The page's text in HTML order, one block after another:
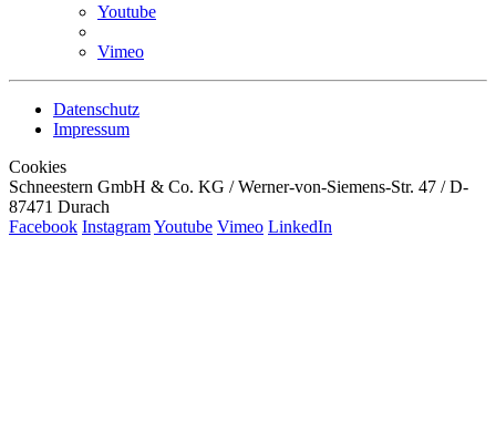
Youtube
Vimeo
Datenschutz
Impressum
Cookies
Schneestern GmbH & Co. KG / Werner-von-Siemens-Str. 47 / D-
87471 Durach
Facebook InstagramYoutube Vimeo LinkedIn